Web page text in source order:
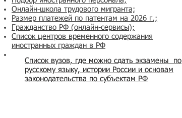
Список вузов, где можно сдать экзамены по
русскому языку, истории России и основам
законодательства по субъектам РФ
Онлайн-школа трудового мигранта;
Размер платежей по патентам на 2026 г.;
Гражданство РФ (онлайн-сервисы);
Список центров временного содержания
иностранных граждан в РФ